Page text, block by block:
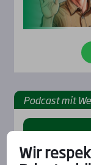
Pod­cast mit
Wir